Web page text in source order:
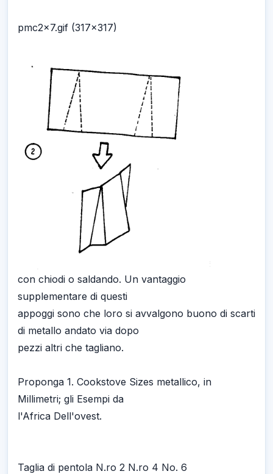
pmc2x7.gif (317x317)
con chiodi o saldando. Un vantaggio
supplementare di questi
appoggi sono che loro si avvalgono buono di scarti
di metallo andato via dopo
pezzi altri che tagliano.
Proponga 1. Cookstove Sizes metallico, in
Millimetri; gli Esempi da
l'Africa Dell'ovest.
Taglia di pentola N.ro 2 N.ro 4 No. 6